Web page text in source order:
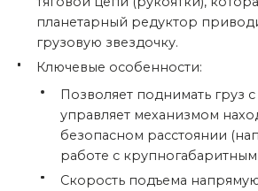
планетарный редуктор
грузовую звездочку.
Ключевые особенности:
Позволяет поднимать груз
управляет механизмом
безопасном расстоянии
работе с
Скорость подъема